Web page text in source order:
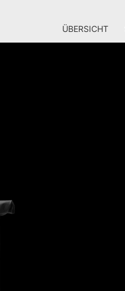
ÜBERSICHT